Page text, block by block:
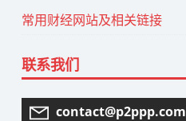
常用财经网站及相关链接
联系我们
contact@p2ppp.com